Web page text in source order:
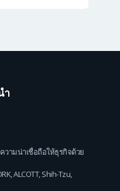
ำ
วามน่าเชื่อถือให้ธุรกิจด้วย
,ALCOTT,Shih-Tzu,